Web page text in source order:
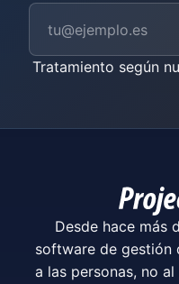
Tratamiento según
Desde hace más
software de gestión
a las personas, no